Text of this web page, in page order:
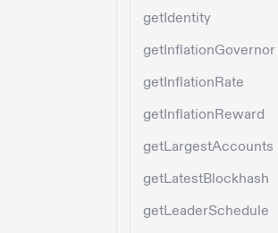
getIdentity
getInflationGovernor
getInflationRate
getInflationReward
getLargestAccounts
getLatestBlockhash
getLeaderSchedule